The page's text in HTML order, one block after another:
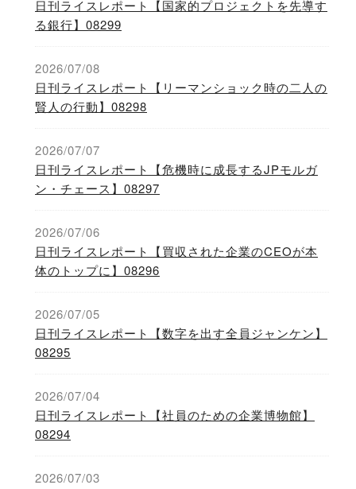
日刊ライスレポート【国家的プロジェクトを先導す
る銀行】08299
2026/07/08
日刊ライスレポート【リーマンショック時の二人の
賢人の行動】08298
2026/07/07
日刊ライスレポート【危機時に成長するJPモルガ
ン・チェース】08297
2026/07/06
日刊ライスレポート【買収された企業のCEOが本
体のトップに】08296
2026/07/05
日刊ライスレポート【数字を出す全員ジャンケン】
08295
2026/07/04
日刊ライスレポート【社員のための企業博物館】
08294
2026/07/03